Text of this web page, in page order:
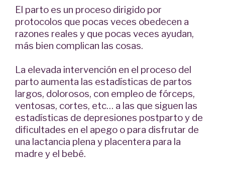
El parto es un proceso dirigido por
protocolos que pocas veces obedecen a
razones reales y que pocas veces ayudan,
más bien complican las cosas.
La elevada intervención en el proceso del
parto aumenta las estadísticas de partos
largos, dolorosos, con empleo de fórceps,
ventosas, cortes, etc… a las que siguen las
estadísticas de depresiones postparto y de
dificultades en el apego o para disfrutar de
una lactancia plena y placentera para la
madre y el bebé.